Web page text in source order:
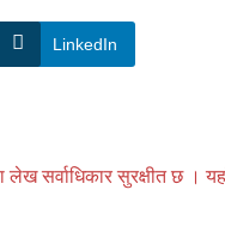
LinkedIn
सर्वाधिकार सुरक्षीत छ ।